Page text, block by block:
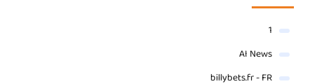
1
AI News
billybets.fr - FR